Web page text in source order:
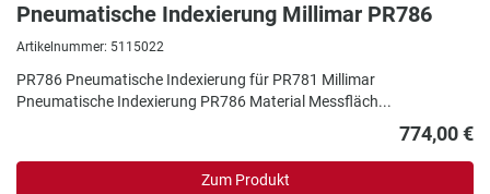
Pneumatische Indexierung Millimar PR786
Artikelnummer: 5115022
PR786 Pneumatische Indexierung für PR781 Millimar
Pneumatische Indexierung PR786 Material Messfläch...
774,00 €
Zum Produkt